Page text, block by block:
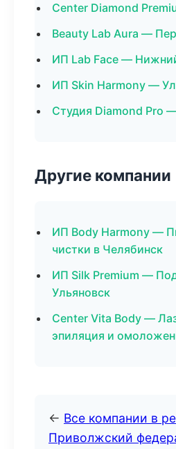
Center Diamond
Beauty Lab Aura —
ИП Lab Face —
ИП Skin Harmony —
Студия Diamond Pro
Другие компании
ИП Body Harmony —
чистки в Челябинск
ИП Silk Premium —
Ульяновск
Center Vita Body —
эпиляция и
← Все компании в
Приволжский